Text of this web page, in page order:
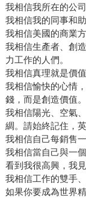
我相信我所在的公司
我相信我的同事和助
我相信美國的商業
我相信生產者、創
力工作的人們。
我相信真理就是價值
我相信愉快的心情
錢，而是創造價值
我相信陽光、空氣
綢。請始終記住，
我相信自己每銷售
我相信當自己與一
看到我很高興，我
我相信工作的雙手
如果你要成為世界